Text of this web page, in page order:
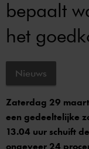
bepaalt
het
Nieuws
Zaterdag 29
een gedeeltelijke
13.04 uur schuift
ongeveer 24